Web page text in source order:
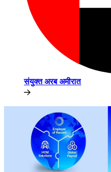
संयुक्त अरब अमीरात​​